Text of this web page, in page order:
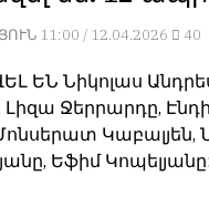
11:00 / 12.04.2026 40
ԵՆ Նիկոլաս
Լիզա Ջերրարդը, Էնդի
Կա­բալ­յեն,
Եֆիմ Կո­պել­յանը: